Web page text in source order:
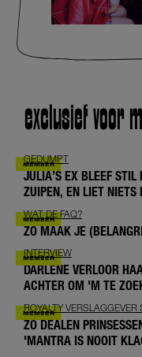
exclusief voor
GEDUMPT
JULIA’S EX BLEEF
ZUIPEN, EN LIET NIETS
WAT DE FAQ?
ZO MAAK JE
INTERVIEW
DARLENE VERLOOR
ACHTER OM 'M TE
ROYALTY
ZO DEALEN
'MANTRA IS NOOIT